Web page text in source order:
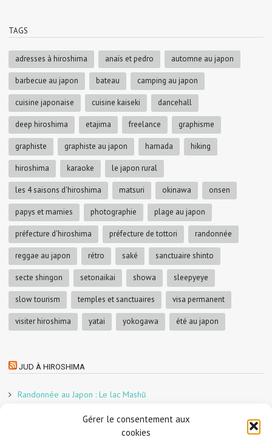
Gérer le consentement aux
cookies
TAGS
adresses à hiroshima anaïs et pedro automne au japon
barbecue au japon bateau camping au japon
cuisine japonaise cuisine kaiseki dancehall
deep hiroshima etajima freelance graphisme
graphiste graphiste au japon hamada hiking
hiroshima karaoke le japon rural
les 4 saisons d'hiroshima matsuri okinawa onsen
papys et mamies photographie plage au japon
préfecture d'hiroshima préfecture de tottori randonnée
reggae au japon rétro saké sanctuaire shinto
secte shingon setonaikai showa sleepyeye
slow tourism temples et sanctuaires visa permanent
visiter hiroshima yatai yokogawa été au japon
JUD À HIROSHIMA
Randonnée au Japon : Le lac Mashū
En direct sur Adobe France !